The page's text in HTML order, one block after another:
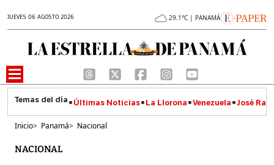
JUEVES 06 AGOSTO 2026 29.1°C | PANAMÁ
Últimas Noticias La Llorona Venezuela José
Inicio> Panamá> Nacional
NACIONAL